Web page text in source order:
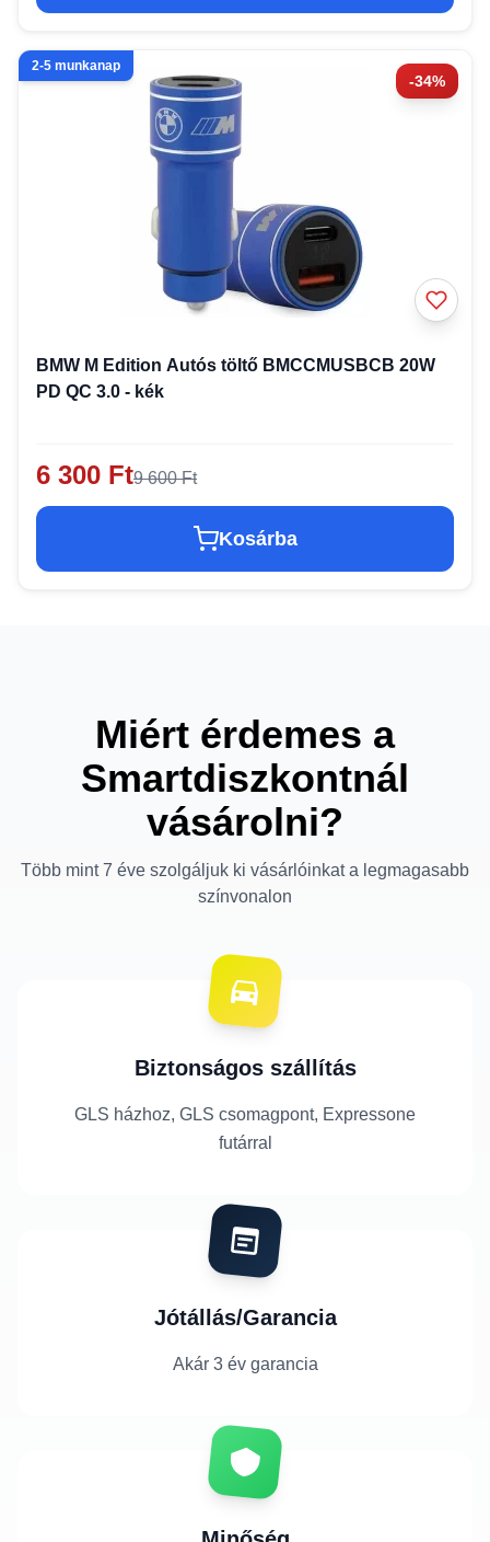
-34%
2-5 munkanap
BMW M Edition Autós töltő BMCCMUSBCB 20W
PD QC 3.0 - kék
6 300 Ft9 600 Ft
Kosárba
Miért érdemes a
Smartdiszkontnál
vásárolni?
Több mint 7 éve szolgáljuk ki vásárlóinkat a legmagasabb
színvonalon
Biztonságos szállítás
GLS házhoz, GLS csomagpont, Expressone
futárral
Jótállás/Garancia
Akár 3 év garancia